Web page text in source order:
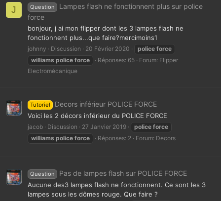
J Question
Lampes flash ne fonctionnent plus sur police
force
bonjour, j ai mon flipper dont les 3 lampes flash ne
fonctionnent plus...que faire?mercimoins1
johnny Discussion 20 Février 2020 police force
williams police force Réponses: 65 Forum: Flipper
Electromécanique
Tutoriel Decors inférieur POLICE FORCE
Voici les 2 décors inférieur du POLICE FORCE
jacob Discussion 27 Janvier 2019 police force
williams police force Réponses: 2 Forum: Decors
Question Pas de lampes flash sur POLICE FORCE
Aucune des3 lampes flash ne fonctionnent. Ce sont les 3
lampes sous les dômes rouge. Que faire ?